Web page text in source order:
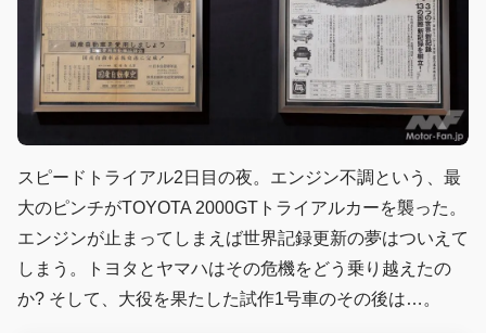
スピードトライアル2日目の夜。エンジン不調という、最
大のピンチがTOYOTA 2000GTトライアルカーを襲った。
エンジンが止まってしまえば世界記録更新の夢はついえて
しまう。トヨタとヤマハはその危機をどう乗り越えたの
か? そして、大役を果たした試作1号車のその後は…。